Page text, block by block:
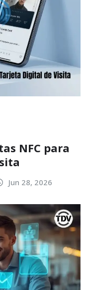
NFC para
Jun 28, 2026